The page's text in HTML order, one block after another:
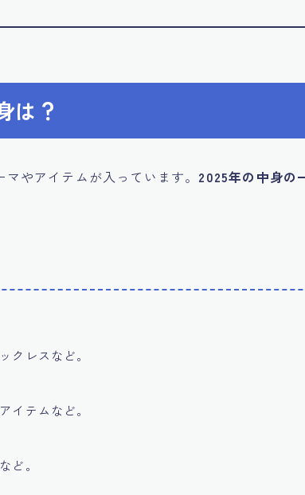
は？
やアイテムが入っています。 2025年の中身の
クレスなど。
イテムなど。
ど。